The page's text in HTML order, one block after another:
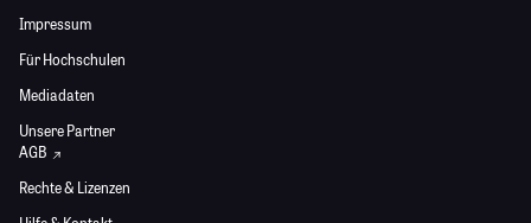
Impressum
Für Hochschulen
Mediadaten
Unsere Partner
AGB
Rechte & Lizenzen